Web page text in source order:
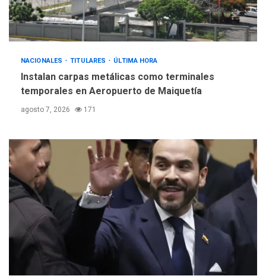
debacle atómica. Japón
debate principios no
nucleares
NACIONALES TITULARES ÚLTIMA HORA
Instalan carpas metálicas como terminales
temporales en Aeropuerto de Maiquetía
agosto 7, 2026 171